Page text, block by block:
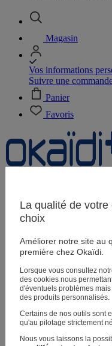
Magasin
Vos informations
Suivre une
Panier
Favoris
Magasins
Aide et
Livraison
Retour
Bébé fille3 mois - 5
La qualité de
choix
Améliorer notre site au
première chez Okaïdi.
Lorsque vous consultez
des cookies nous
d'éventuels problèmes
des produits personnalisés.
Certains de nos outils sont
qu'au pilotage strictement
Nous vous laissons la